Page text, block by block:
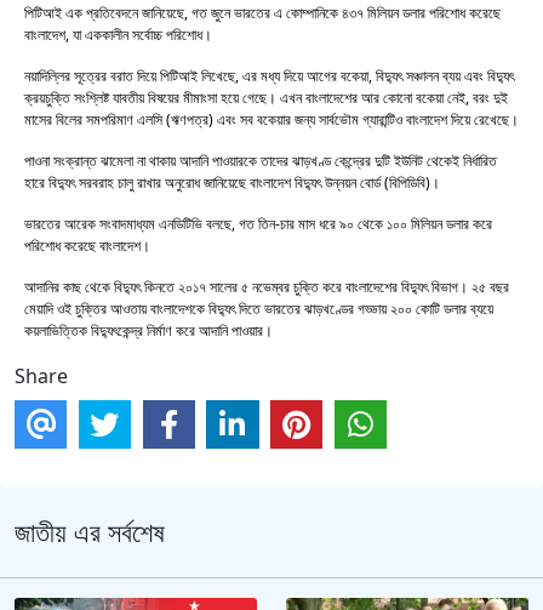
পিটিআই এক প্রতিবেদনে জানিয়েছে, গত জুনে ভারতের এ কোম্পানিকে ৪৩৭ মিলিয়ন ডলার পরিশোধ করেছে
বাংলাদেশ, যা এককালীন সর্বোচ্চ পরিশোধ।
নয়াদিল্লির সূত্রের বরাত দিয়ে পিটিআই লিখেছে, এর মধ্য দিয়ে আগের বকেয়া, বিদ্যুৎ সঞ্চালন ব্যয় এবং বিদ্যুৎ
ক্রয়চুক্তি সংশ্লিষ্ট যাবতীয় বিষয়ের মীমাংসা হয়ে গেছে। এখন বাংলাদেশের আর কোনো বকেয়া নেই, বরং দুই
মাসের বিলের সমপরিমাণ এলসি (ঋণপত্র) এবং সব বকেয়ার জন্য সার্বভৌম গ্যারান্টিও বাংলাদেশ দিয়ে রেখেছে।
পাওনা সংক্রান্ত ঝামেলা না থাকায় আদানি পাওয়ারকে তাদের ঝাড়খণ্ড কেন্দ্রের দুটি ইউনিট থেকেই নির্ধারিত
হারে বিদ্যুৎ সরবরাহ চালু রাখার অনুরোধ জানিয়েছে বাংলাদেশ বিদ্যুৎ উন্নয়ন বোর্ড (বিপিডিবি)।
ভারতের আরেক সংবাদমাধ্যম এনডিটিভি বলছে, গত তিন-চার মাস ধরে ৯০ থেকে ১০০ মিলিয়ন ডলার করে
পরিশোধ করেছে বাংলাদেশ।
আদানির কাছ থেকে বিদ্যুৎ কিনতে ২০১৭ সালের ৫ নভেম্বর চুক্তি করে বাংলাদেশের বিদ্যুৎ বিভাগ। ২৫ বছর
মেয়াদি ওই চুক্তির আওতায় বাংলাদেশকে বিদ্যুৎ দিতে ভারতের ঝাড়খণ্ডের গড্ডায় ২০০ কোটি ডলার ব্যয়ে
কয়লাভিত্তিক বিদ্যুৎকেন্দ্র নির্মাণ করে আদানি পাওয়ার।
Share
জাতীয় এর সর্বশেষ